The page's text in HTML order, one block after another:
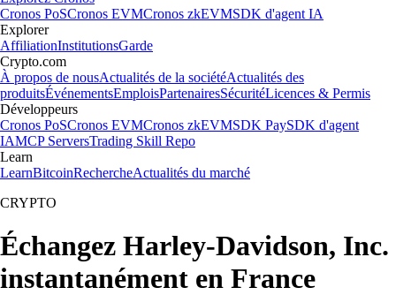
Cronos PoSCronos EVMCronos zkEVMSDK d'agent IA
Explorer
AffiliationInstitutionsGarde
Crypto.com
À propos de nousActualités de la sociétéActualités des
produitsÉvénementsEmploisPartenairesSécuritéLicences & Permis
Développeurs
Cronos PoSCronos EVMCronos zkEVMSDK PaySDK d'agent
IAMCP ServersTrading Skill Repo
Learn
LearnBitcoinRechercheActualités du marché
CRYPTO
Échangez Harley-Davidson, Inc.
instantanément en France